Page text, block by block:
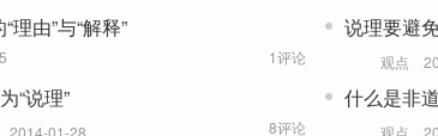
理由”与“解释”
1评论
说理要避
观点
“说理”
8评论
什么是非